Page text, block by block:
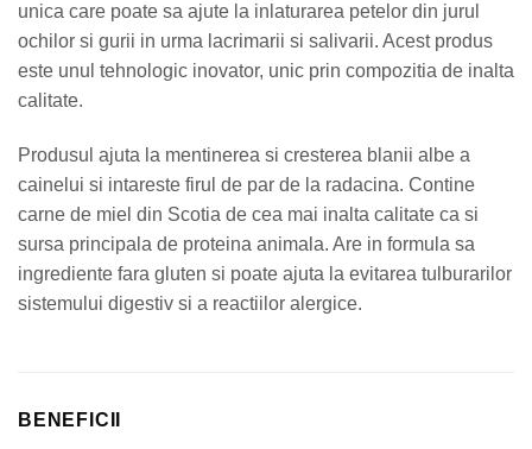
unica care poate sa ajute la inlaturarea petelor din jurul
ochilor si gurii in urma lacrimarii si salivarii. Acest produs
este unul tehnologic inovator, unic prin compozitia de inalta
calitate.
Produsul ajuta la mentinerea si cresterea blanii albe a
cainelui si intareste firul de par de la radacina. Contine
carne de miel din Scotia de cea mai inalta calitate ca si
sursa principala de proteina animala. Are in formula sa
ingrediente fara gluten si poate ajuta la evitarea tulburarilor
sistemului digestiv si a reactiilor alergice.
BENEFICII